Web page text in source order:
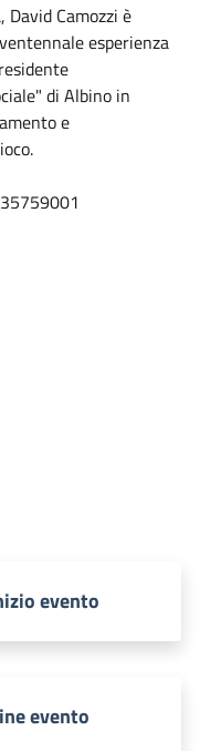
David Camozzi è
esperienza
di Albino in
e
evento
evento